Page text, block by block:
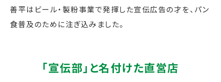
善平はビール・製粉事業で発揮した宣伝広告の才を、パン
食普及のために注ぎ込みました。
「宣伝部」と名付けた直営店